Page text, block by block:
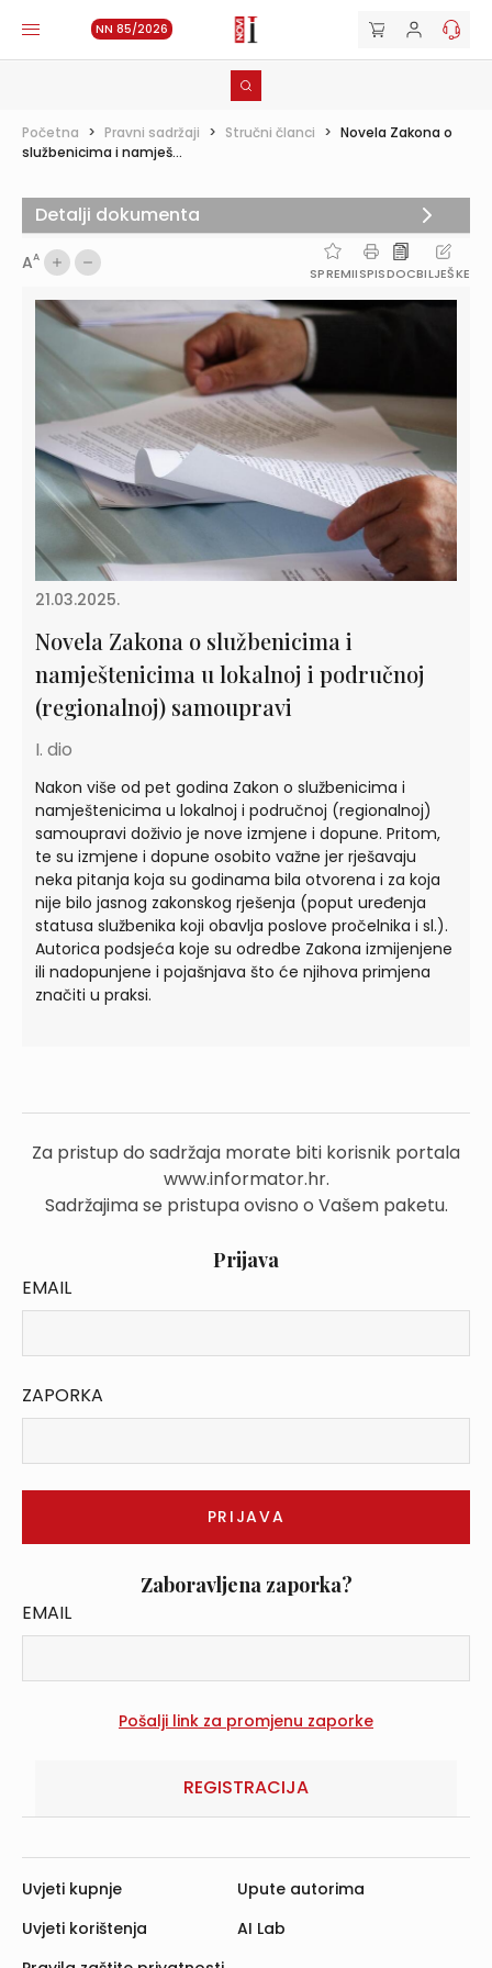
NN 85/2026
Početna > Pravni sadržaji > Stručni članci > Novela Zakona o
službenicima i namješ...
AA
SPREMIISPISDOCBILJEŠKE
21.03.2025.
Novela Zakona o službenicima i
namještenicima u lokalnoj i područnoj
(regionalnoj) samoupravi
I. dio
Nakon više od pet godina Zakon o službenicima i
namještenicima u lokalnoj i područnoj (regionalnoj)
samoupravi doživio je nove izmjene i dopune. Pritom,
te su izmjene i dopune osobito važne jer rješavaju
neka pitanja koja su godinama bila otvorena i za koja
nije bilo jasnog zakonskog rješenja (poput uređenja
statusa službenika koji obavlja poslove pročelnika i sl.).
Autorica podsjeća koje su odredbe Zakona izmijenjene
ili nadopunjene i pojašnjava što će njihova primjena
značiti u praksi.
Za pristup do sadržaja morate biti korisnik portala
www.informator.hr.
Sadržajima se pristupa ovisno o Vašem paketu.
Prijava
EMAIL
ZAPORKA
Zaboravljena zaporka?
EMAIL
REGISTRACIJA
Detalji dokumenta
Uvjeti kupnje
Uvjeti korištenja
Upute autorima
AI Lab